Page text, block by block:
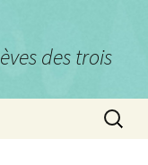
des trois